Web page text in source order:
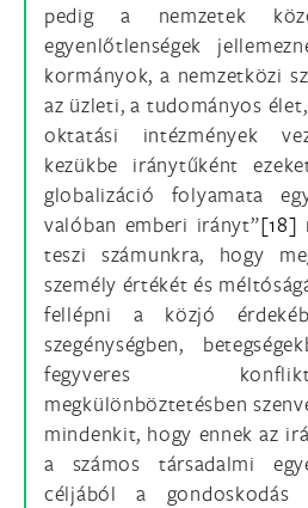
pedig a nemzetek
egyenlőtlenségek
kormányok, a nemzetközi
az üzleti, a tudományos
oktatási intézmények
kezükbe iránytűként
globalizáció folyamata
valóban emberi irányt”[18]
teszi számunkra, hogy
személy értékét és
fellépni a közjó
szegénységben,
fegyveres
megkülönböztetésben
mindenkit, hogy ennek az
a számos társadalmi
céljából a gondoskodás